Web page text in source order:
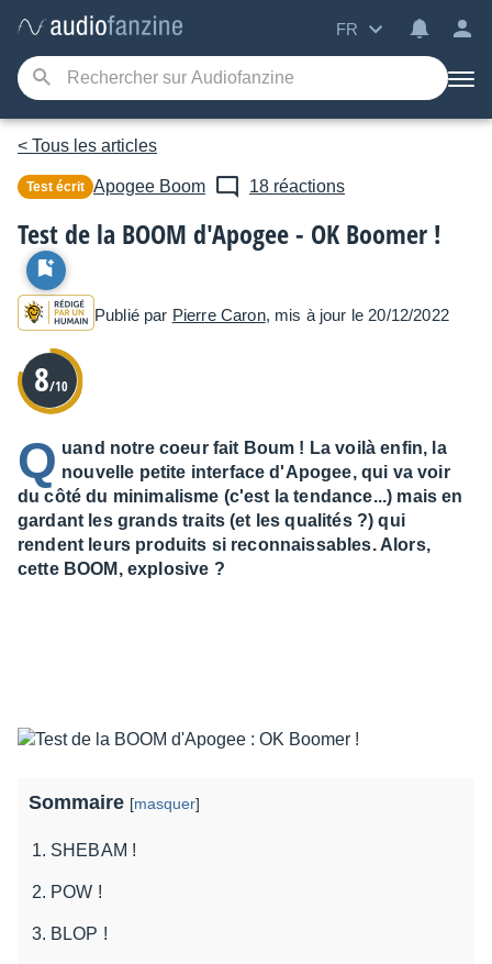
FR
< Tous les articles
Test écrit Apogee Boom 18 réactions
Test de la BOOM d'Apogee - OK Boomer !
Publié par Pierre Caron, mis à jour le 20/12/2022
8/10
Q uand notre coeur fait Boum ! La voilà enfin, la
nouvelle petite interface d'Apogee, qui va voir
du côté du minimalisme (c'est la tendance...) mais en
gardant les grands traits (et les qualités ?) qui
rendent leurs produits si reconnaissables. Alors,
cette BOOM, explosive ?
Sommaire [masquer]
SHEBAM !
POW !
BLOP !